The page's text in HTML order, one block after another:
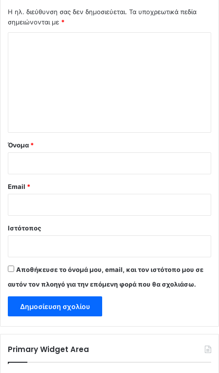
Η ηλ. διεύθυνση σας δεν δημοσιεύεται. Τα υποχρεωτικά πεδία
σημειώνονται με *
Όνομα *
Email *
Ιστότοπος
Αποθήκευσε το όνομά μου, email, και τον ιστότοπο μου σε
αυτόν τον πλοηγό για την επόμενη φορά που θα σχολιάσω.
Primary Widget Area